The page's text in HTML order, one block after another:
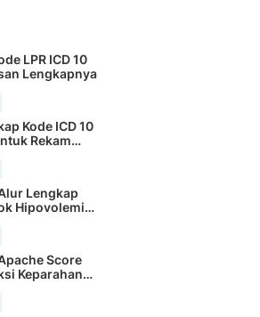
LPR ICD 10
Lengkapnya
Kode ICD 10
Rekam
Lengkap
Hipovolemik
Score
Keparahan